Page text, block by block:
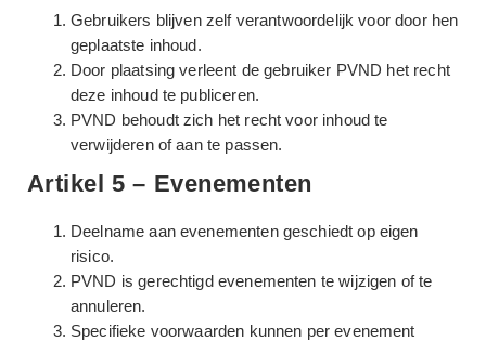
Gebruikers blijven zelf verantwoordelijk voor door hen
geplaatste inhoud.
Door plaatsing verleent de gebruiker PVND het recht
deze inhoud te publiceren.
PVND behoudt zich het recht voor inhoud te
verwijderen of aan te passen.
Artikel 5 – Evenementen
Deelname aan evenementen geschiedt op eigen
risico.
PVND is gerechtigd evenementen te wijzigen of te
annuleren.
Specifieke voorwaarden kunnen per evenement